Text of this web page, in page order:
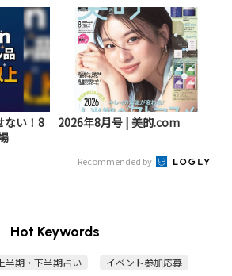
ない！8
2026年8月号 | 美的.com
Recommended by
Hot Keywords
半期・下半期占い
イベント参加応募